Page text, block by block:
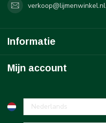
verkoop@lijmenwinkel.nl
Informatie
Mijn account